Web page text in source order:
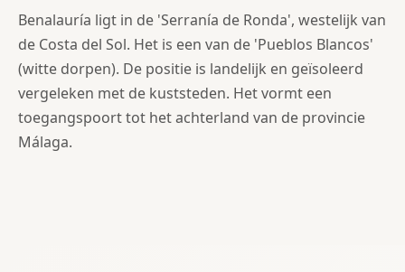
Benalauría ligt in de 'Serranía de Ronda', westelijk van
de Costa del Sol. Het is een van de 'Pueblos Blancos'
(witte dorpen). De positie is landelijk en geïsoleerd
vergeleken met de kuststeden. Het vormt een
toegangspoort tot het achterland van de provincie
Málaga.